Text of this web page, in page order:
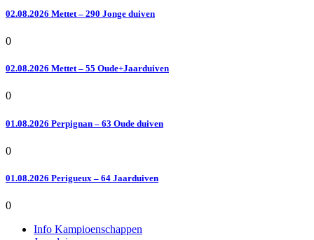
02.08.2026 Mettet – 290 Jonge duiven
0
02.08.2026 Mettet – 55 Oude+Jaarduiven
0
01.08.2026 Perpignan – 63 Oude duiven
0
01.08.2026 Perigueux – 64 Jaarduiven
0
Info Kampioenschappen